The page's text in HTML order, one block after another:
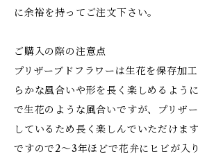
に余裕を持ってご注文下さい。
ご購入の際の注意点
プリザーブドフラワーは生花を保存加
らかな風合いや形を長く楽しめるよう
で生花のような風合いですが、プリザ
しているため長く楽しんでいただけま
ですので2～3年ほどで花弁にヒビが入